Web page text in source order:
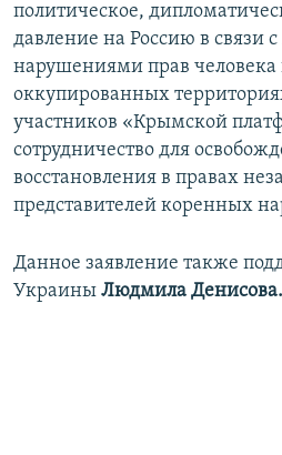
политическое,
давление на Россию в связи
нарушениями прав
оккупированных
участников «Крымской
сотрудничество для
восстановления в правах
представителей коренных
Данное заявление также
Украины Людмила Денисова.